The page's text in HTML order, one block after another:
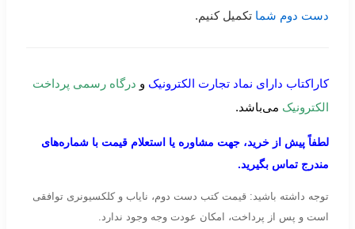
دست دوم شما تکمیل کنیم.
کاراکتاب دارای نماد تجارت الکترونیک و درگاه رسمی پرداخت
الکترونیک می‌باشد.
لطفاً پیش از خرید، جهت مشاوره یا استعلام قیمت با شماره‌های
مندرج تماس بگیرید.
توجه داشته باشید: قیمت کتب دست دوم، نایاب و کلکسیونری توافقی
است و پس از پرداخت، امکان عودت وجه وجود ندارد.